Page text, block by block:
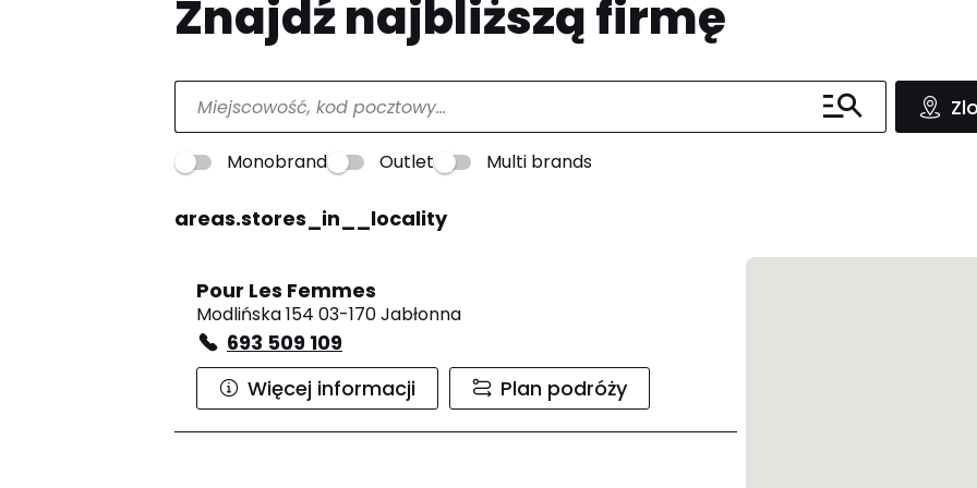
Znajdź najbliższą firmę
Monobrand Outlet Multi brands
areas.stores_in__locality
Pour Les Femmes
Modlińska 154 03-170 Jabłonna
693 509 109
Więcej informacji
Plan podróży